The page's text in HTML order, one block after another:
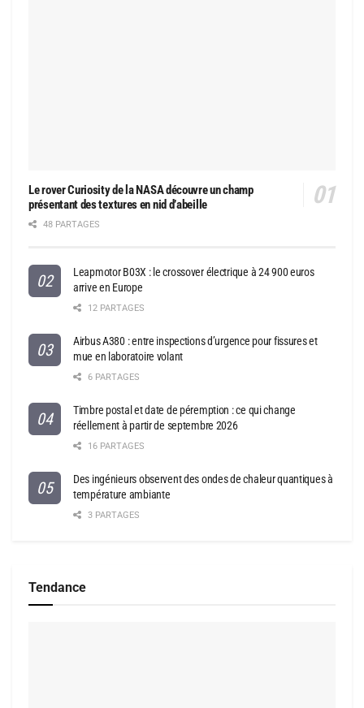
Le rover Curiosity de la NASA découvre un champ
présentant des textures en nid d’abeille
48 PARTAGES
Leapmotor B03X : le crossover électrique à 24 900 euros
arrive en Europe
12 PARTAGES
Airbus A380 : entre inspections d’urgence pour fissures et
mue en laboratoire volant
6 PARTAGES
Timbre postal et date de péremption : ce qui change
réellement à partir de septembre 2026
16 PARTAGES
Des ingénieurs observent des ondes de chaleur quantiques à
température ambiante
3 PARTAGES
Tendance